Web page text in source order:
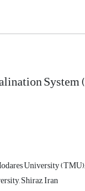
University
Shiraz, Iran